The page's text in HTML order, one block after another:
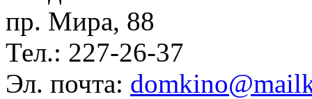
пр. Мира, 88
Тел.: 227-26-37
Эл. почта: